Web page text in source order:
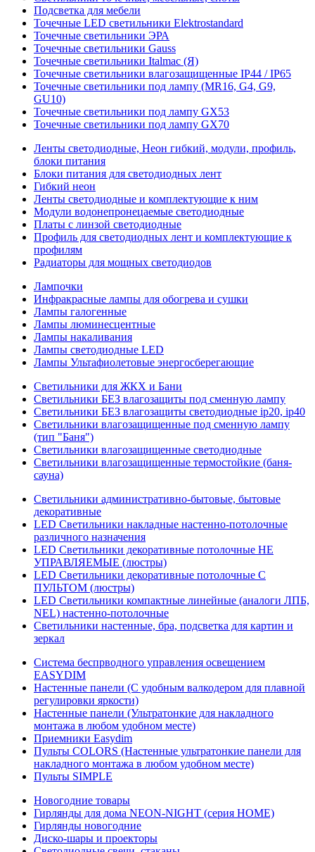
Подсветка для мебели
Точечные LED светильники Elektrostandard
Точечные светильники ЭРА
Точечные светильники Gauss
Точечные светильники Italmac (Я)
Точечные светильники влагозащищенные IP44 / IP65
Точечные светильники под лампу (MR16, G4, G9,
GU10)
Точечные светильники под лампу GX53
Точечные светильники под лампу GX70
Ленты светодиодные, Неон гибкий, модули, профиль,
блоки питания
Блоки питания для светодиодных лент
Гибкий неон
Ленты светодиодные и комплектующие к ним
Модули водонепронецаемые светодиодные
Платы с линзой светодиодные
Профиль для светодиодных лент и комплектующие к
профилям
Радиаторы для мощных светодиодов
Лампочки
Инфракрасные лампы для обогрева и сушки
Лампы галогенные
Лампы люминесцентные
Лампы накаливания
Лампы светодиодные LED
Лампы Ультафиолетовые энергосберегающие
Светильники для ЖКХ и Бани
Светильники БЕЗ влагозащиты под сменную лампу
Светильники БЕЗ влагозащиты светодиодные ip20, ip40
Светильники влагозащищенные под сменную лампу
(тип "Баня")
Светильники влагозащищенные светодиодные
Светильники влагозащищенные термостойкие (баня-
сауна)
Светильники административно-бытовые, бытовые
декоративные
LED Cветильники накладные настенно-потолочные
различного назначения
LED Светильники декоративные потолочные НЕ
УПРАВЛЯЕМЫЕ (люстры)
LED Светильники декоративные потолочные С
ПУЛЬТОМ (люстры)
LED Светильники компактные линейные (аналоги ЛПБ,
NEL) настенно-потолочные
Светильники настенные, бра, подсветка для картин и
зеркал
Система беспрводного управления освещением
EASYDIM
Настенные панели (С удобным валкодером для плавной
регулировки яркости)
Настенные панели (Ультратонкие для накладного
монтажа в любом удобном месте)
Приемники Easydim
Пульты COLORS (Настенные ультратонкие панели для
накладного монтажа в любом удобном месте)
Пульты SIMPLE
Новогодние товары
Гирлянды для дома NEON-NIGHT (серия HOME)
Гирлянды новогодние
Диско-шары и проекторы